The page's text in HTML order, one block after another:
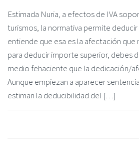
Estimada Nuria, a efectos de IVA
turismos, la normativa permite
entiende que esa es la afectación que
para deducir importe superior, debes
medio fehaciente que la dedicación/
Aunque empiezan a aparecer
estiman la deducibilidad del […]